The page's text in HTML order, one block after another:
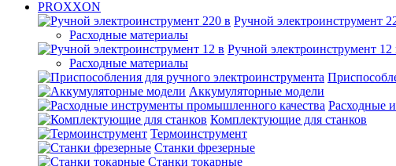
PROXXON
Ручной электроинструмент
Расходные материалы
Ручной электроинструмент 12
Расходные материалы
Аккумуляторные модели
Расходные
Комплектующие для станков
Термоинструмент
Станки фрезерные
Станки токарные